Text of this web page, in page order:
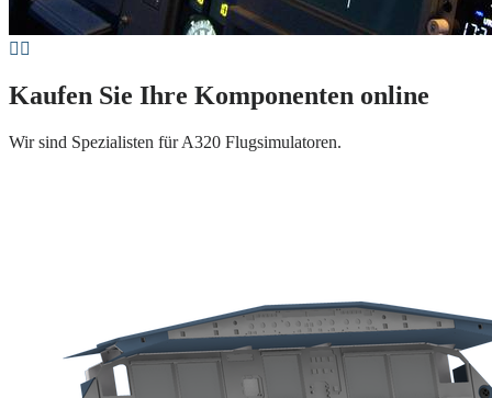
Kaufen Sie Ihre Komponenten online
Wir sind Spezialisten für A320 Flugsimulatoren.